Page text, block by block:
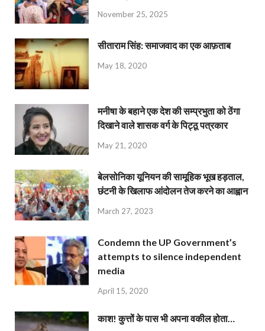
November 25, 2025
सीताराम सिंह: समाजवाद का एक आफ़ताब
May 18, 2020
मनीषा के बहाने एक देश की सम्प्रभुता को ठेंगा
दिखाने वाले शासक वर्ग के पिट्ठू पत्रकार
May 21, 2020
बेलसोनिका यूनियन की सामूहिक भूख हड़ताल,
छंटनी के खिलाफ आंदोलन तेज करने का आह्वान
March 27, 2023
Condemn the UP Government’s
attempts to silence independent
media
April 15, 2020
काश! कुत्तों के पास भी अपना वकील होता…